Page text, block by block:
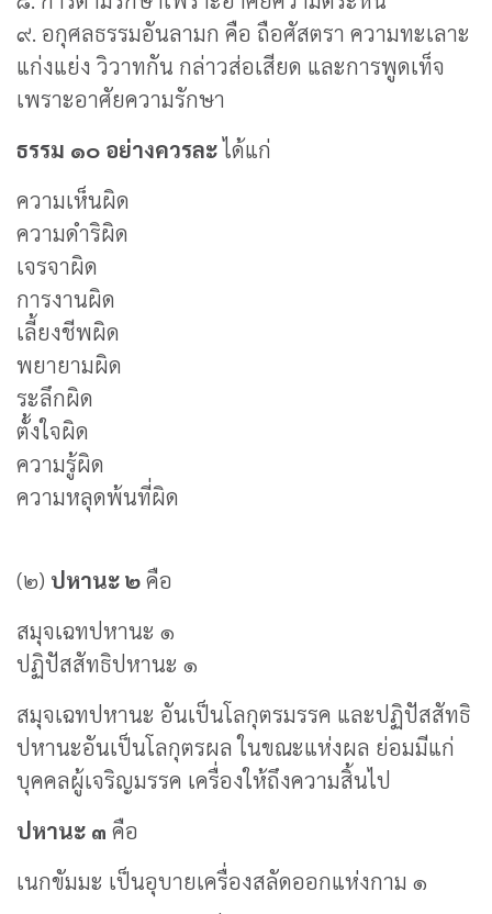
๙. อกุศลธรรมอันลามก คือ ถือศัสตรา ความทะเลาะ
แก่งแย่ง วิวาทกัน กล่าวส่อเสียด และการพูดเท็จ
เพราะอาศัยความรักษา
ธรรม ๑๐ อย่างควรละได้แก่
ความเห็นผิด
ความดำริผิด
เจรจาผิด
การงานผิด
เลี้ยงชีพผิด
พยายามผิด
ระลึกผิด
ตั้งใจผิด
ความรู้ผิด
ความหลุดพ้นที่ผิด
(๒) ปหานะ ๒คือ
สมุจเฉทปหานะ ๑
ปฏิปัสสัทธิปหานะ ๑
สมุจเฉทปหานะ อันเป็นโลกุตรมรรค และปฏิปัสสัทธิ
ปหานะอันเป็นโลกุตรผล ในขณะแห่งผล ย่อมมีแก่
บุคคลผู้เจริญมรรค เครื่องให้ถึงความสิ้นไป
ปหานะ ๓ คือ
เนกขัมมะ เป็นอุบายเครื่องสลัดออกแห่งกาม ๑